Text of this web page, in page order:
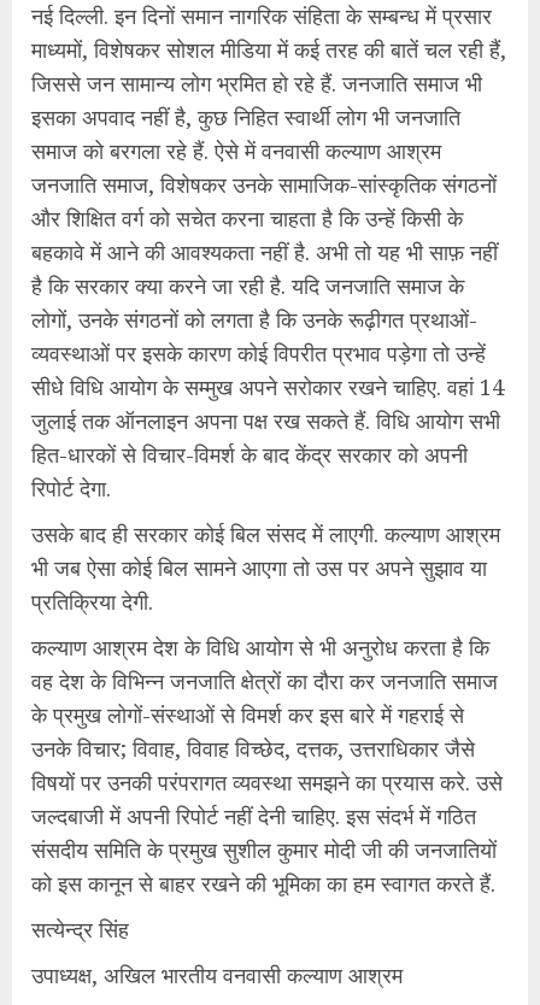
नई दिल्ली. इन दिनों समान नागरिक संहिता के सम्बन्ध में प्रसार
माध्यमों, विशेषकर सोशल मीडिया में कई तरह की बातें चल रही हैं,
जिससे जन सामान्य लोग भ्रमित हो रहे हैं. जनजाति समाज भी
इसका अपवाद नहीं है, कुछ निहित स्वार्थी लोग भी जनजाति
समाज को बरगला रहे हैं. ऐसे में वनवासी कल्याण आश्रम
जनजाति समाज, विशेषकर उनके सामाजिक-सांस्कृतिक संगठनों
और शिक्षित वर्ग को सचेत करना चाहता है कि उन्हें किसी के
बहकावे में आने की आवश्यकता नहीं है. अभी तो यह भी साफ़ नहीं
है कि सरकार क्या करने जा रही है. यदि जनजाति समाज के
लोगों, उनके संगठनों को लगता है कि उनके रूढ़ीगत प्रथाओं-
व्यवस्थाओं पर इसके कारण कोई विपरीत प्रभाव पड़ेगा तो उन्हें
सीधे विधि आयोग के सम्मुख अपने सरोकार रखने चाहिए. वहां 14
जुलाई तक ऑनलाइन अपना पक्ष रख सकते हैं. विधि आयोग सभी
हित-धारकों से विचार-विमर्श के बाद केंद्र सरकार को अपनी
रिपोर्ट देगा.
उसके बाद ही सरकार कोई बिल संसद में लाएगी. कल्याण आश्रम
भी जब ऐसा कोई बिल सामने आएगा तो उस पर अपने सुझाव या
प्रतिक्रिया देगी.
कल्याण आश्रम देश के विधि आयोग से भी अनुरोध करता है कि
वह देश के विभिन्न जनजाति क्षेत्रों का दौरा कर जनजाति समाज
के प्रमुख लोगों-संस्थाओं से विमर्श कर इस बारे में गहराई से
उनके विचार; विवाह, विवाह विच्छेद, दत्तक, उत्तराधिकार जैसे
विषयों पर उनकी परंपरागत व्यवस्था समझने का प्रयास करे. उसे
जल्दबाजी में अपनी रिपोर्ट नहीं देनी चाहिए. इस संदर्भ में गठित
संसदीय समिति के प्रमुख सुशील कुमार मोदी जी की जनजातियों
को इस कानून से बाहर रखने की भूमिका का हम स्वागत करते हैं.
सत्येन्द्र सिंह
उपाध्यक्ष, अखिल भारतीय वनवासी कल्याण आश्रम